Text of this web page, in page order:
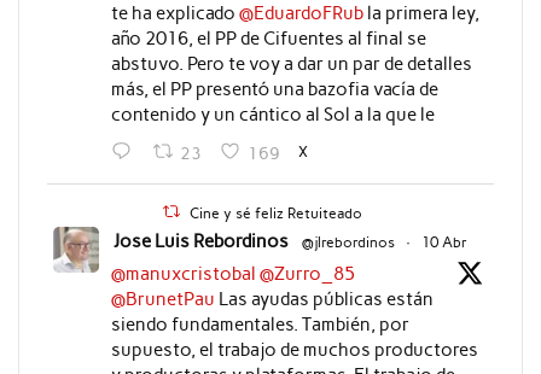
te ha explicado @EduardoFRubla primera ley,
año 2016, el PP de Cifuentes al final se
abstuvo. Pero te voy a dar un par de detalles
más, el PP presentó una bazofia vacía de
contenido y un cántico al Sol a la que le
23 169 X
Cine y sé feliz Retuiteado
Jose Luis Rebordinos @jlrebordinos · 10 Abr
@manuxcristobal @Zurro_85
@BrunetPau Las ayudas públicas están
siendo fundamentales. También, por
supuesto, el trabajo de muchos productores